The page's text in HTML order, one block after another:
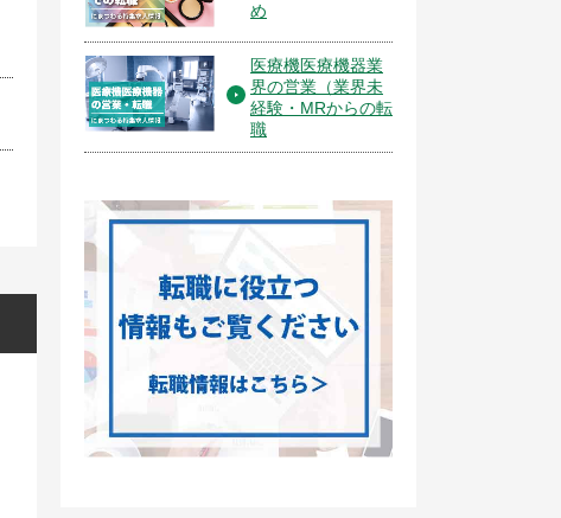
め
医療機医療機器業
界の営業（業界未
経験・MRからの転
職